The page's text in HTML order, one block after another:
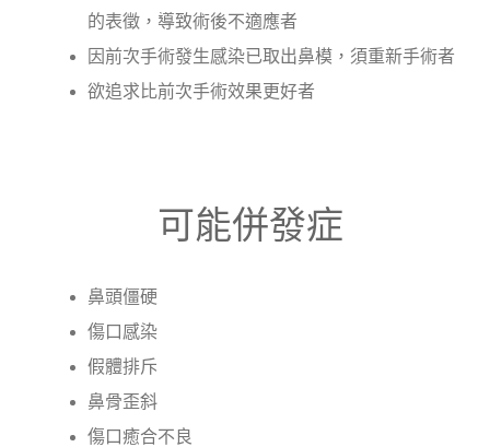
的表徵，導致術後不適應者
因前次手術發生感染已取出鼻模，須重新手術者
欲追求比前次手術效果更好者
可能併發症
鼻頭僵硬
傷口感染
假體排斥
鼻骨歪斜
傷口癒合不良